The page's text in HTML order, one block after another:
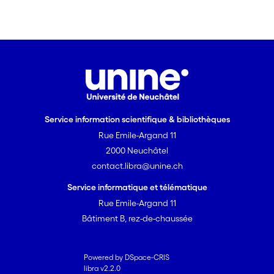
Service information scientifique & bibliothèques
Rue Emile-Argand 11
2000 Neuchâtel
contact.libra@unine.ch
Service informatique et télématique
Rue Emile-Argand 11
Bâtiment B, rez-de-chaussée
Powered by DSpace-CRIS
libra v2.2.0